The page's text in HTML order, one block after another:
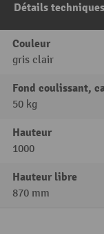
Détails techniques
Couleur
gris clair
Fond coulissant,
50 kg
Hauteur
1000
Hauteur libre
870 mm